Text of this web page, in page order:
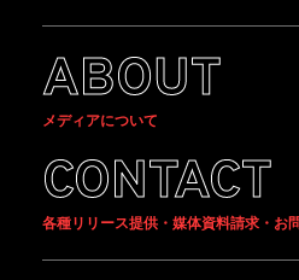
ABOUT
メディアについて
CONTACT
各種リリース提供・媒体資料請求・お